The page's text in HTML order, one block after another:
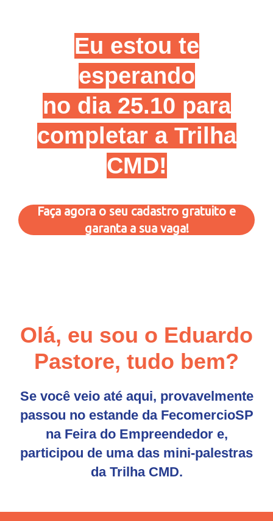
Eu estou te
esperando
no dia 25.10 para
completar a Trilha
CMD!
Faça agora o seu cadastro gratuito e
garanta a sua vaga!
Olá, eu sou o Eduardo
Pastore, tudo bem?
Se você veio até aqui, provavelmente
passou no estande da FecomercioSP
na Feira do Empreendedor e,
participou de uma das mini-palestras
da Trilha CMD.